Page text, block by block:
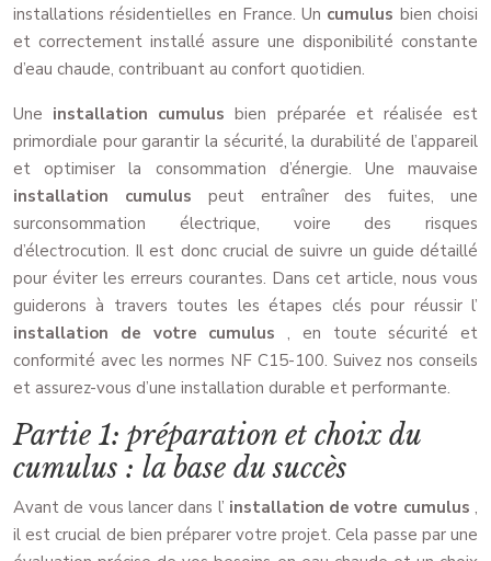
installations résidentielles en France. Un cumulus bien choisi
et correctement installé assure une disponibilité constante
d’eau chaude, contribuant au confort quotidien.
Une installation cumulusbien préparée et réalisée est
primordiale pour garantir la sécurité, la durabilité de l’appareil
et optimiser la consommation d’énergie. Une mauvaise
installation cumulus peut entraîner des fuites, une
surconsommation électrique, voire des risques
d’électrocution. Il est donc crucial de suivre un guide détaillé
pour éviter les erreurs courantes. Dans cet article, nous vous
guiderons à travers toutes les étapes clés pour réussir l’
installation de votre cumulus , en toute sécurité et
conformité avec les normes NF C15-100. Suivez nos conseils
et assurez-vous d’une installation durable et performante.
Partie 1: préparation et choix du
cumulus : la base du succès
Avant de vous lancer dans l’ installation de votre cumulus,
il est crucial de bien préparer votre projet. Cela passe par une